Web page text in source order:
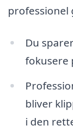
professionel
Du
fokusere
bliver
i den